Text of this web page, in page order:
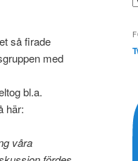
så firade
med
bl.a.
här:
våra